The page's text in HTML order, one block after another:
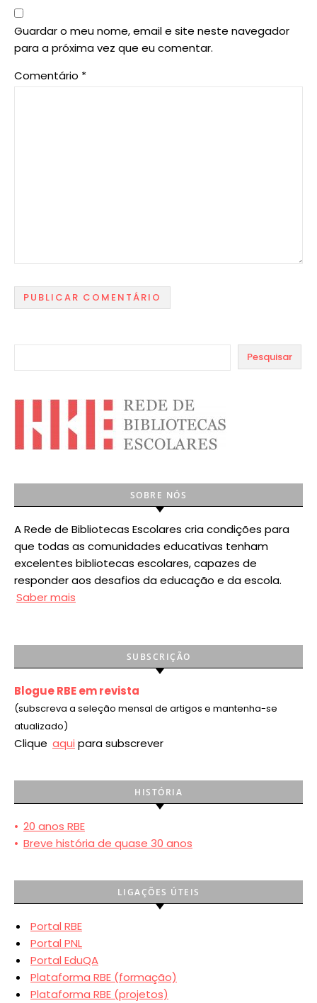
Guardar o meu nome, email e site neste navegador
para a próxima vez que eu comentar.
Comentário *
Pesquisar
SOBRE NÓS
A Rede de Bibliotecas Escolares cria condições para
que todas as comunidades educativas tenham
excelentes bibliotecas escolares, capazes de
responder aos desafios da educação e da escola.
Saber mais
SUBSCRIÇÃO
Blogue RBE em revista
(subscreva a seleção mensal de artigos e mantenha-se
atualizado)
Clique aqui para subscrever
HISTÓRIA
• 20 anos RBE
• Breve história de quase 30 anos
LIGAÇÕES ÚTEIS
Portal RBE
Portal PNL
Portal EduQA
Plataforma RBE (formação)
Plataforma RBE (projetos)